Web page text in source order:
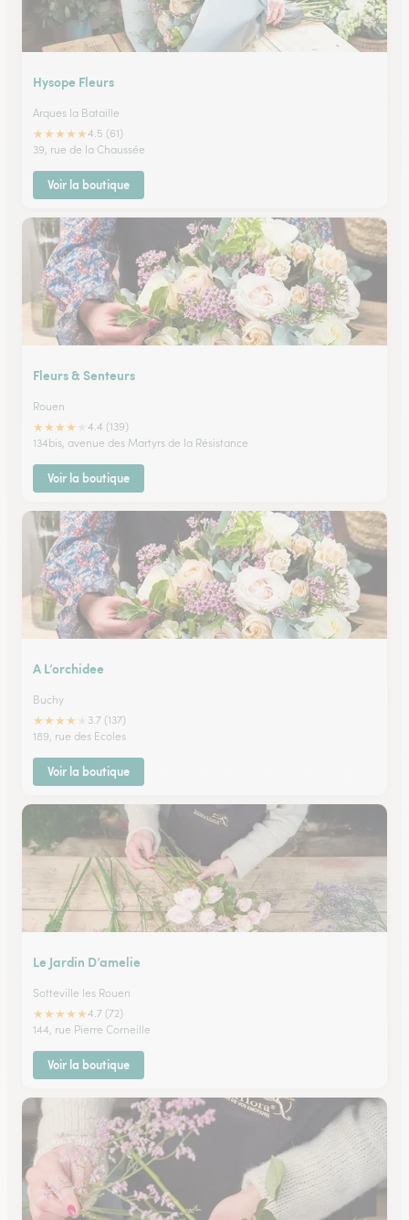
Hysope Fleurs
Arques la Bataille
★★★★★4.5 (61)
39, rue de la Chaussée
Voir la boutique
Fleurs & Senteurs
Rouen
★★★★
4.4 (139)
134bis, avenue des Martyrs de la Résistance
Voir la boutique
A L’orchidee
Buchy
★★★★
3.7 (137)
189, rue des Ecoles
Voir la boutique
Le Jardin D’amelie
Sotteville les Rouen
★★★★★4.7 (72)
144, rue Pierre Corneille
Voir la boutique